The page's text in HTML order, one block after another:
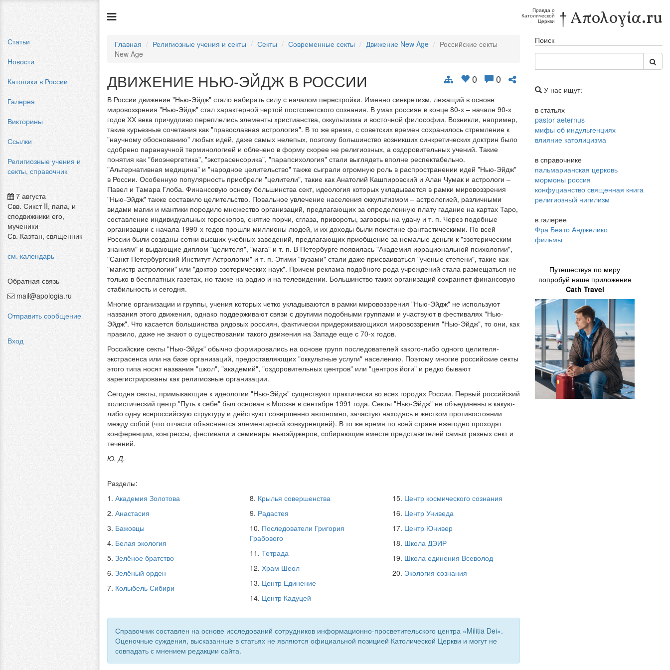
Статьи
Новости
Католики в России
Галерея
Викторины
Ссылки
Религиозные учения и
секты, справочник
7 августа
Свв. Сикст II, папа, и
сподвижники его,
мученики
Св. Каэтан, священник
см. календарь
Обратная связь
mail@apologia.ru
Отправить сообщение
Вход
Правда о
Католической
Церкви † Απολογία.ru
Главная Религиозные учения и секты Секты Современные секты Движение New Age
Российские секты
New Age
0 0
ДВИЖЕНИЕ НЬЮ-ЭЙДЖ В РОССИИ
В России движение "Нью-Эйдж" стало набирать силу с началом перестройки. Именно синкретизм, лежащий в основе
мировоззрения "Нью-Эйдж" стал характерной чертой постсоветского сознания. В умах россиян в конце 80-х – начале 90-х
годов ХХ века причудливо переплелись элементы христианства, оккультизма и восточной философии. Возникли, например,
такие курьезные сочетания как "православная астрология". В то же время, с советских времен сохранилось стремление к
"научному обоснованию" любых идей, даже самых нелепых, поэтому большинство возникших синкретических доктрин было
сдобрено паранаучной терминологией и облечено в форму скорее не религиозных, а оздоровительных учений. Такие
понятия как "биоэнергетика", "экстрасенсорика", "парапсихология" стали выглядеть вполне респектабельно.
"Альтернативная медицина" и "народное целительство" также сыграли огромную роль в распространении идей "Нью-Эйдж"
в России. Особенную популярность приобрели "целители", такие как Анатолий Кашпировский и Алан Чумак и астрологи –
Павел и Тамара Глоба. Финансовую основу большинства сект, идеология которых укладывается в рамки мировоззрения
"Нью-Эйдж" также составило целительство. Повальное увлечение населения оккультизмом – астрологией, различными
видами магии и мантики породило множество организаций, предлагающих за определенную плату гадание на картах Таро,
составление индивидуальных гороскопов, снятие порчи, сглаза, привороты, заговоры на удачу и т. п. Через подобные
организации с начала 1990-х годов прошли миллионы людей, и их доходы были поистине фантастическими. По всей
России были созданы сотни высших учебных заведений, предлагающих приобщение за немалые деньги к "эзотерическим
знаниям" и выдающие диплом "целителя", "мага" и т. п. В Петербурге появилась "Академия иррациональной психологии",
"Санкт-Петербургский Институт Астрологии" и т. п. Этими "вузами" стали даже присваиваться "ученые степени", такие как
"магистр астрологии" или "доктор эзотерических наук". Причем реклама подобного рода учреждений стала размещаться не
только в бесплатных газетах, но также на радио и на телевидении. Большинство таких организаций сохраняет финансовую
стабильность и сегодня.
Многие организации и группы, учения которых четко укладываются в рамки мировоззрения "Нью-Эйдж" не используют
названия этого движения, однако поддерживают связи с другими подобными группами и участвуют в фестивалях "Нью-
Эйдж". Что касается большинства рядовых россиян, фактически придерживающихся мировоззрения "Нью-Эйдж", то они, как
правило, даже не знают о существовании такого движения на Западе еще с 70-х годов.
Российские секты "Нью-Эйдж" обычно формировались на основе групп последователей какого-либо одного целителя-
экстрасенса или на базе организаций, предоставляющих "оккультные услуги" населению. Поэтому многие российские секты
этого типа носят названия "школ", "академий", "оздоровительных центров" или "центров йоги" и редко бывают
зарегистрированы как религиозные организации.
Сегодня секты, примыкающие к идеологии "Нью-Эйдж" существуют практически во всех городах России. Первый российский
холистический центр "Путь к себе" был основан в Москве в сентябре 1991 года. Секты "Нью-Эйдж" не объединены в какую-
либо одну всероссийскую структуру и действуют совершенно автономно, зачастую находясь в жестком противостоянии
между собой (что отчасти объясняется элементарной конкуренцией). В то же время по всей стране ежегодно проходят
конференции, конгрессы, фестивали и семинары ньюэйджеров, собирающие вместе представителей самых разных сект и
течений.
Ю. Д.
Разделы:
1. Академия Золотова
2. Анастасия
3. Бажовцы
4. Белая экология
5. Зелёное братство
6. Зелёный орден
7. Колыбель Сибири
8. Крылья совершенства
9. Радастея
10. Последователи Григория
Грабового
11. Тетрада
12. Храм Шеол
13. Центр Единение
14. Центр Кадуцей
15. Центр космического сознания
16. Центр Униведа
17. Центр Юнивер
18. Школа ДЭИР
19. Школа единения Всеволод
20. Экология сознания
Справочник составлен на основе исследований сотрудников информационно-просветительского центра «Militia Dei».
Оценочные суждения, высказанные в статьях не являются официальной позицией Католической Церкви и могут не
совпадать с мнением редакции сайта.
Поиск
У нас ищут:
в статьях
pastor aeternus
мифы об индульгенциях
влияние католицизма
в справочнике
пальмарианская церковь
мормоны россия
конфуцианство священная книга
религиозный нигилизм
в галерее
Фра Беато Анджелико
фильмы
Путешествуя по миру
попробуй наше приложение
Cath Travel